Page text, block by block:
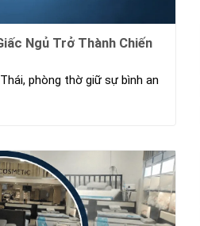
Ngủ Trở Thành Chiến
phòng thờ giữ sự bình an